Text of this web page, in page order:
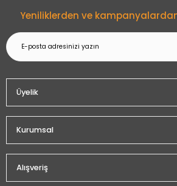
Yeniliklerden ve
Üyelik
Kurumsal
Alışveriş